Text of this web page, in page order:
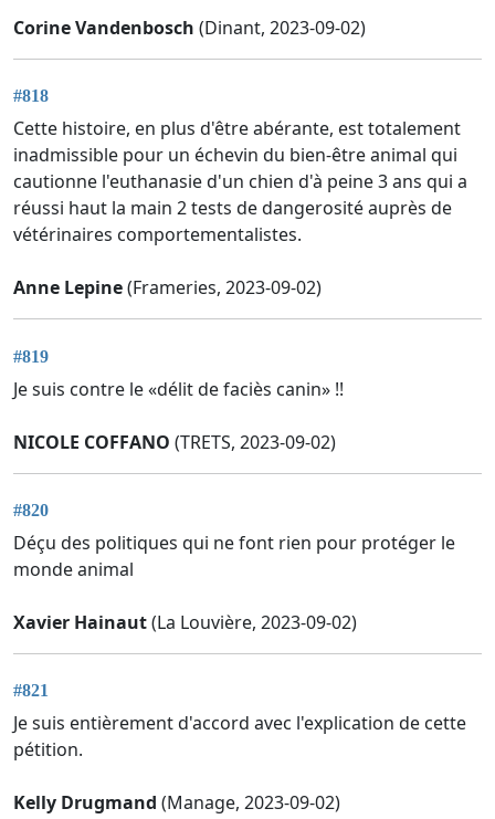
Corine Vandenbosch (Dinant, 2023-09-02)
#818
Cette histoire, en plus d'être abérante, est totalement
inadmissible pour un échevin du bien-être animal qui
cautionne l'euthanasie d'un chien d'à peine 3 ans qui a
réussi haut la main 2 tests de dangerosité auprès de
vétérinaires comportementalistes.
Anne Lepine(Frameries, 2023-09-02)
#819
Je suis contre le «délit de faciès canin» !!
NICOLE COFFANO (TRETS, 2023-09-02)
#820
Déçu des politiques qui ne font rien pour protéger le
monde animal
Xavier Hainaut(La Louvière, 2023-09-02)
#821
Je suis entièrement d'accord avec l'explication de cette
pétition.
Kelly Drugmand (Manage, 2023-09-02)